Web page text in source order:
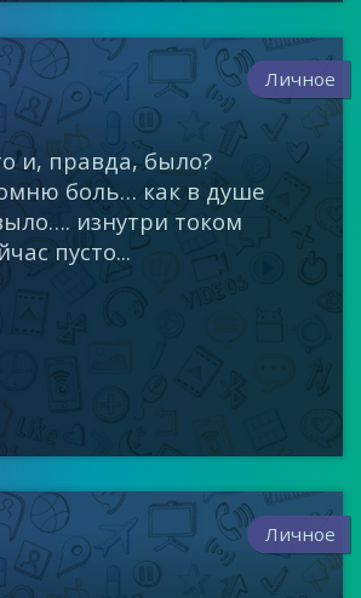
Личное
и, правда, было?
боль… как в душе
изнутри током
пусто...
Личное